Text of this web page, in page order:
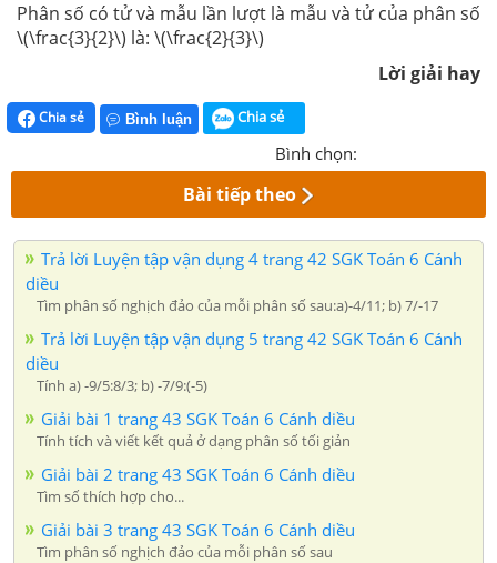
Phân số có tử và mẫu lần lượt là mẫu và tử của phân số
\(\frac{3}{2}\) là: \(\frac{2}{3}\)
Lời giải hay
Chia sẻ Bình luận Chia sẻ
Bình chọn:
Bài tiếp theo
Trả lời Luyện tập vận dụng 4 trang 42 SGK Toán 6 Cánh
diều
Tìm phân số nghịch đảo của mỗi phân số sau:a)-4/11; b) 7/-17
Trả lời Luyện tập vận dụng 5 trang 42 SGK Toán 6 Cánh
diều
Tính a) -9/5:8/3; b) -7/9:(-5)
Giải bài 1 trang 43 SGK Toán 6 Cánh diều
Tính tích và viết kết quả ở dạng phân số tối giản
Giải bài 2 trang 43 SGK Toán 6 Cánh diều
Tìm số thích hợp cho...
Giải bài 3 trang 43 SGK Toán 6 Cánh diều
Tìm phân số nghịch đảo của mỗi phân số sau